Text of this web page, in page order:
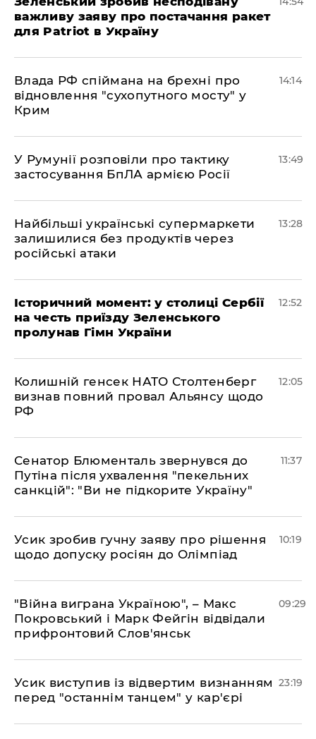
важливу заяву про постачання ракет
для Patriot в Україну
Влада РФ спіймана на брехні про
відновлення "сухопутного мосту" у
Крим
14:14
У Румунії розповіли про тактику
застосування БпЛА армією Росії
13:49
Найбільші українські супермаркети
залишилися без продуктів через
російські атаки
13:28
Історичний момент: у столиці Сербії
на честь приїзду Зеленського
пролунав Гімн України
12:52
Колишній генсек НАТО Столтенберг
визнав повний провал Альянсу щодо
РФ
12:05
Сенатор Блюменталь звернувся до
Путіна після ухвалення "пекельних
санкцій": "Ви не підкорите Україну"
11:37
Усик зробив гучну заяву про рішення
щодо допуску росіян до Олімпіад
10:19
"Війна виграна Україною", – Макс
Покровський і Марк Фейгін відвідали
прифронтовий Слов'янськ
09:29
​Усик виступив із відвертим визнанням
перед "останнім танцем" у кар'єрі
23:19